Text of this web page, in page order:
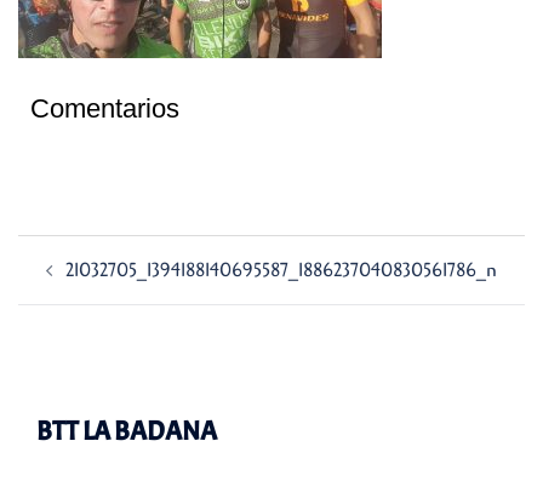
Comentarios
21032705_1394188140695587_1886237040830561786_n
BTT LA BADANA